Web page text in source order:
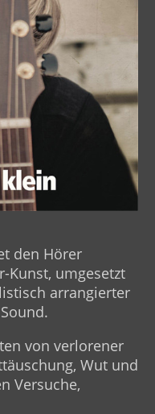
den Hörer
Kunst, umgesetzt
arrangierter
von verlorener
Wut und
Versuche,